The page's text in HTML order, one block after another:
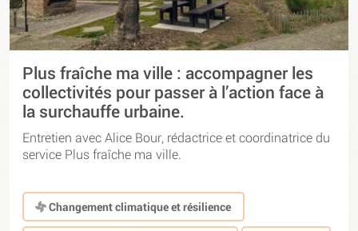
Plus fraîche ma ville : accompagner les
collectivités pour passer à l’action face à
la surchauffe urbaine.
Entretien avec Alice Bour, rédactrice et coordinatrice du
service Plus fraîche ma ville.
Changement climatique et résilience